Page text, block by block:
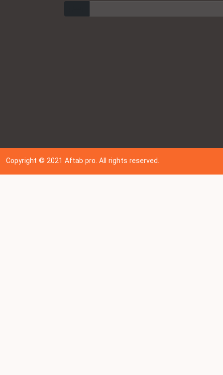
Copyright © 202 1Aftab pro. All rights reserved.